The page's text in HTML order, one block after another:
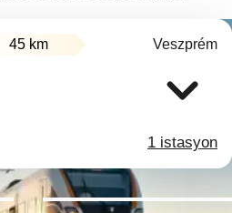
45 km Veszprém
1 istasyon